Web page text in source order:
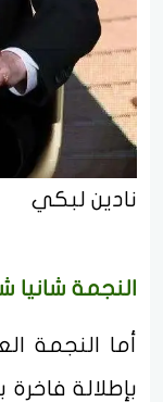
نادين لبكي
النجمة شانيا
أما النجمة
بإطلالة